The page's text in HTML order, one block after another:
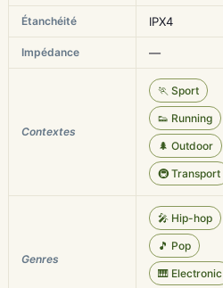
Étanchéité IPX4
Impédance —
Contextes
🏃 Sport
👟 Running
🌲 Outdoor
🚇 Transport
Genres
🎤 Hip-hop
🎵 Pop
🎹 Electronic